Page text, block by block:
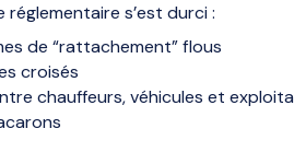
s’est durci :
de “rattachement” flous
croisés
chauffeurs, véhicules et